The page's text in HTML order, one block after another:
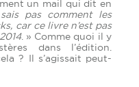
un mail qui dit en
pas comment les
car ce livre n’est pas
. » Comme quoi il y
dans l’édition.
? Il s’agissait peut-